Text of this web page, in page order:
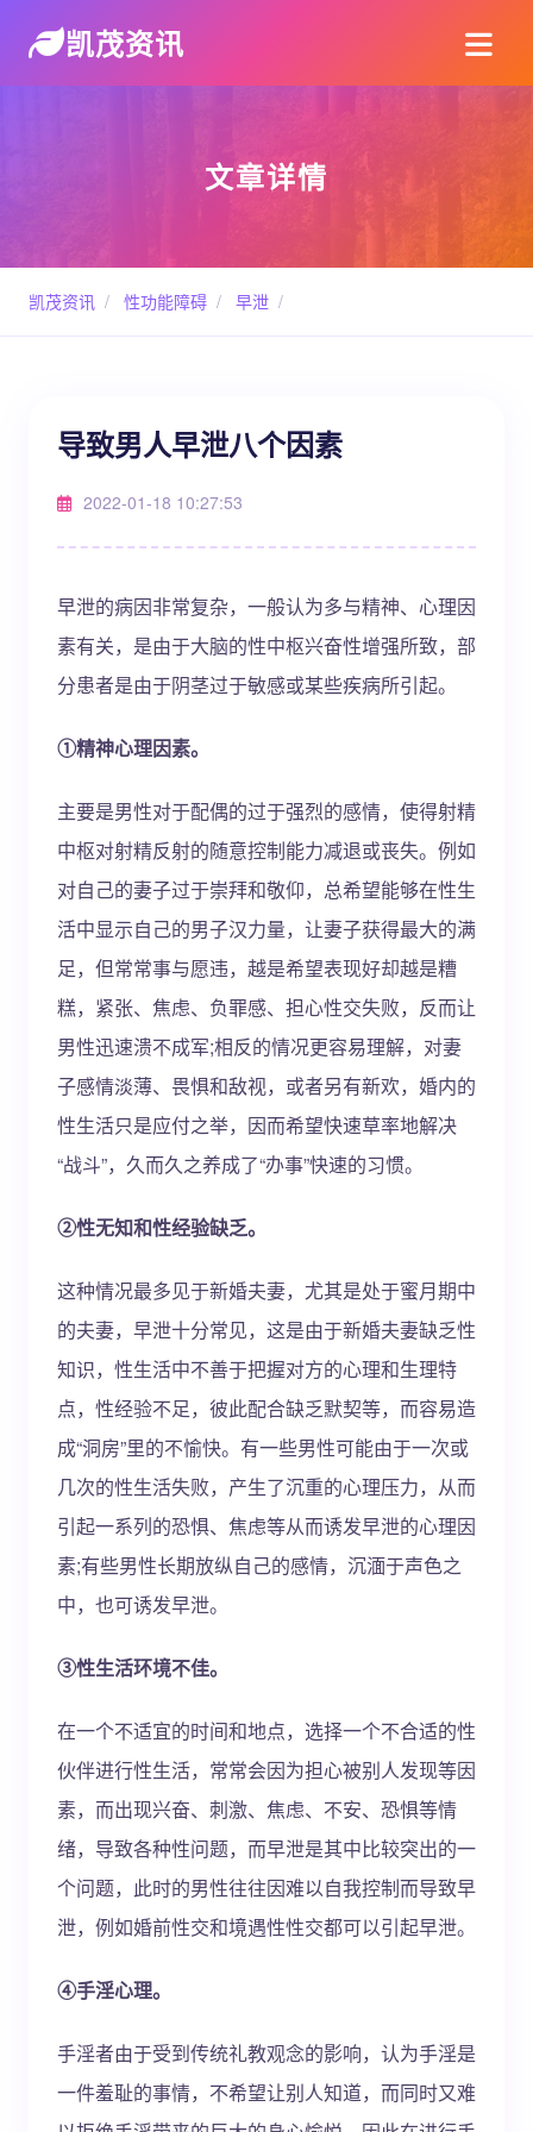
凯茂资讯
文章详情
凯茂资讯 / 性功能障碍 / 早泄 /
导致男人早泄八个因素
2022-01-18 10:27:53
早泄的病因非常复杂，一般认为多与精神、心理因
素有关，是由于大脑的性中枢兴奋性增强所致，部
分患者是由于阴茎过于敏感或某些疾病所引起。
①精神心理因素。
主要是男性对于配偶的过于强烈的感情，使得射精
中枢对射精反射的随意控制能力减退或丧失。例如
对自己的妻子过于崇拜和敬仰，总希望能够在性生
活中显示自己的男子汉力量，让妻子获得最大的满
足，但常常事与愿违，越是希望表现好却越是糟
糕，紧张、焦虑、负罪感、担心性交失败，反而让
男性迅速溃不成军;相反的情况更容易理解，对妻
子感情淡薄、畏惧和敌视，或者另有新欢，婚内的
性生活只是应付之举，因而希望快速草率地解决
“战斗”，久而久之养成了“办事”快速的习惯。
②性无知和性经验缺乏。
这种情况最多见于新婚夫妻，尤其是处于蜜月期中
的夫妻，早泄十分常见，这是由于新婚夫妻缺乏性
知识，性生活中不善于把握对方的心理和生理特
点，性经验不足，彼此配合缺乏默契等，而容易造
成“洞房”里的不愉快。有一些男性可能由于一次或
几次的性生活失败，产生了沉重的心理压力，从而
引起一系列的恐惧、焦虑等从而诱发早泄的心理因
素;有些男性长期放纵自己的感情，沉湎于声色之
中，也可诱发早泄。
③性生活环境不佳。
在一个不适宜的时间和地点，选择一个不合适的性
伙伴进行性生活，常常会因为担心被别人发现等因
素，而出现兴奋、刺激、焦虑、不安、恐惧等情
绪，导致各种性问题，而早泄是其中比较突出的一
个问题，此时的男性往往因难以自我控制而导致早
泄，例如婚前性交和境遇性性交都可以引起早泄。
④手淫心理。
手淫者由于受到传统礼教观念的影响，认为手淫是
一件羞耻的事情，不希望让别人知道，而同时又难